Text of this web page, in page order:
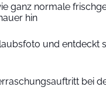
ganz normale
hin
und entdeckt
bei